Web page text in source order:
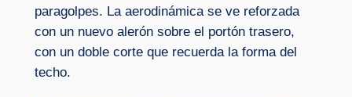
paragolpes. La aerodinámica se ve reforzada
con un nuevo alerón sobre el portón trasero,
con un doble corte que recuerda la forma del
techo.